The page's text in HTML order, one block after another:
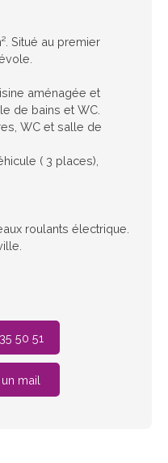
Situé au premier
aménagée et
de bains et WC.
WC et salle de
( 3 places),
roulants électrique.
50 51
mail